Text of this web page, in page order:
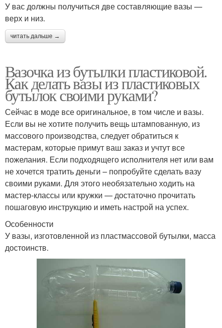
У вас должны получиться две составляющие вазы —
верх и низ.
читать дальше →
Вазочка из бутылки пластиковой.
Как делать вазы из пластиковых
бутылок своими руками?
Сейчас в моде все оригинальное, в том числе и вазы.
Если вы не хотите получить вещь штампованную, из
массового производства, следует обратиться к
мастерам, которые примут ваш заказ и учтут все
пожелания. Если подходящего исполнителя нет или вам
не хочется тратить деньги – попробуйте сделать вазу
своими руками. Для этого необязательно ходить на
мастер-классы или кружки — достаточно прочитать
пошаговую инструкцию и иметь настрой на успех.
Особенности
У вазы, изготовленной из пластмассовой бутылки, масса
достоинств.